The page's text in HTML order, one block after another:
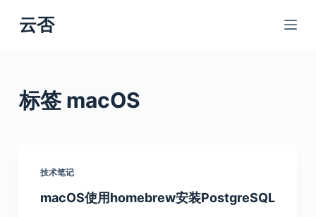
跳
过
云否
标签macOS
技术笔记
macOS使用homebrew安装PostgreSQL